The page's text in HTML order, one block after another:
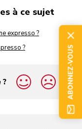
à ce sujet
expresso ?
?
ABONNEZ-VOUS